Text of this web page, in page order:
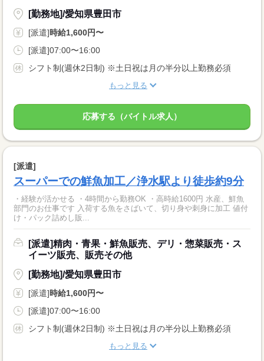
[勤務地]/愛知県豊田市
[派遣]時給1,600円〜
[派遣]07:00〜16:00
シフト制(週休2日制) ※土日祝は月の半分以上勤務必須
もっと見る
応募する（バイトル求人）
[派遣]
スーパーでの鮮魚加工／浄水駅より徒歩約9分
・経験が活かせる ・4時間から勤務OK ・高時給1600円 水産、鮮魚
部門のお仕事です 入荷する魚をさばいて、切り身や刺身に加工 値付
け・パック詰めし販...
[派遣]精肉・青果・鮮魚販売、デリ・惣菜販売・ス
イーツ販売、販売その他
[勤務地]/愛知県豊田市
[派遣]時給1,600円〜
[派遣]07:00〜16:00
シフト制(週休2日制) ※土日祝は月の半分以上勤務必須
もっと見る